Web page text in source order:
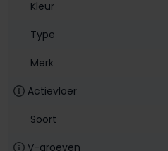
Kleur
Type
Merk
Actievloer
Soort
V-groeven